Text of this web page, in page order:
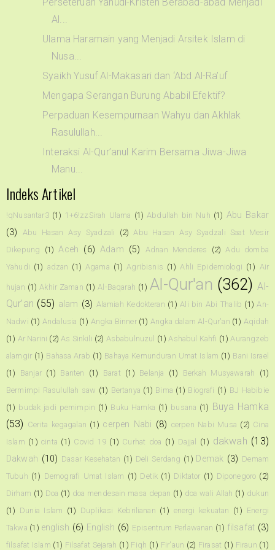
Al...
Ulama Haramain yang Menjadi Arsitek Islam di
Nusa...
Syaikh Yusuf Al-Makasari dan ‘Abd Al-Ra’uf
Mengapa Serangan Burung Ababil Efektif?
Perpaduan Kesempurnaan Wahyu dan Akhlak
Rasulullah...
Interaksi Al-Qur’anul Karim Bersama Jiwa-Jiwa
Manu...
Indeks Artikel
!qNusantar3 (1) 1+6!zzSirah Ulama (1) Abdullah bin Nuh (1) Abu Bakar
(3)
Abu Hasan Asy Syadzali (2) Abu Hasan Asy Syadzali Saat Mesir
Dikepung
(1) Aceh (6) Adam (5) Adnan Menderes (2) Adu domba
Yahudi (1) adzan (1) Agama (1) Agribisnis (1) Ahli Epidemiologi (1) Air
hujan (1) Akhir Zaman (1) Al-Baqarah (1) Al-Qur'an (362) Al-
Qur’an (55) alam (3) Alamiah Kedokteran (1) Ali bin Abi Thalib (1) An-
Nadwi (1) Andalusia (1) Angka Binner (1) Angka dalam Al-Qur'an (1) Aqidah
(1) Ar Narini (2) As Sinkili (2) Asbabulnuzul (1) Ashabul Kahfi (1) Aurangzeb
alamgir (1) Bahasa Arab (1) Bahaya Kemunduran Umat Islam (1) Bani Israel
(1)
Banjar (1) Banten (1) Barat (1) Belanja (1) Berkah Musyawarah
(1)
Bermimpi Rasulullah saw (1) Bertanya (1) Bima (1) Biografi (1) BJ Habibie
(1) budak jadi pemimpin (1) Buku Hamka (1) busana (1) Buya Hamka
(53) Cerita kegagalan (1) cerpen Nabi (8) cerpen Nabi Musa (2) Cina
Islam (1) cinta (1) Covid 19 (1) Curhat doa (1) Dajjal (1) dakwah (13)
Dakwah (10) Dasar Kesehatan (1) Deli Serdang (1) Demak (3) Demam
Tubuh (1) Demografi Umat Islam (1) Detik (1) Diktator (1) Diponegoro (2)
Dirham (1) Doa (1) doa mendesain masa depan (1) doa wali Allah (1) dukun
(1) Dunia Islam (1) Duplikasi Kebrilianan (1) energi kekuatan (1) Energi
Takwa (1) english (6) English (6) Episentrum Perlawanan (1) filsafat (3)
filsafat Islam (1) Filsafat Sejarah (1) Fiqh (1) Fir'aun (2) Firasat (1) Firaun (1)